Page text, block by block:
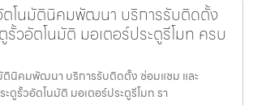
โนมัตินิคมพัฒนา บริการรับติดตั้ง
รั้วอัตโนมัติ มอเตอร์ประตูรีโมท ครบ
นิคมพัฒนา บริการรับติดตั้ง ซ่อมแซม และ
ตูรั้วอัตโนมัติ มอเตอร์ประตูรีโมท รา